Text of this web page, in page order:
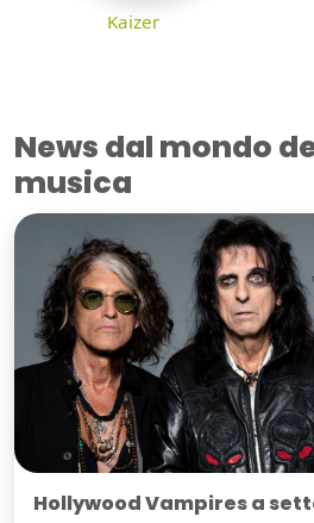
Kaizer
News dal mondo
musica
Hollywood Vampires a